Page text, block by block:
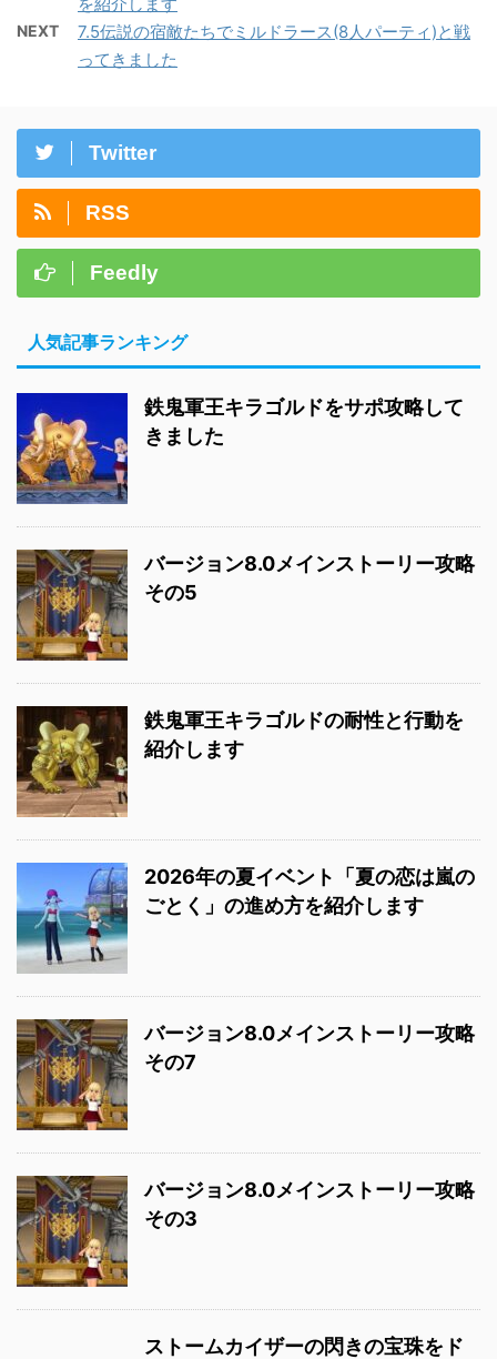
NEXT
7.5伝説の宿敵たちでミルドラース(8人パーティ)と戦
ってきました
Twitter
RSS
Feedly
人気記事ランキング
鉄鬼軍王キラゴルドをサポ攻略して
きました
バージョン8.0メインストーリー攻略
その5
鉄鬼軍王キラゴルドの耐性と行動を
紹介します
2026年の夏イベント「夏の恋は嵐の
ごとく」の進め方を紹介します
バージョン8.0メインストーリー攻略
その7
バージョン8.0メインストーリー攻略
その3
ストームカイザーの閃きの宝珠をド